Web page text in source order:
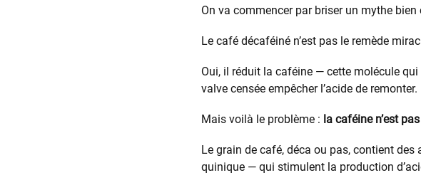
On va commencer par briser un mythe
Le café décaféiné n’est pas le remède
Oui, il réduit la caféine — cette molécule
valve censée empêcher l’acide de remonter.
Mais voilà le problème : la caféine n’est
Le grain de café, déca ou pas, contient
quinique — qui stimulent la production